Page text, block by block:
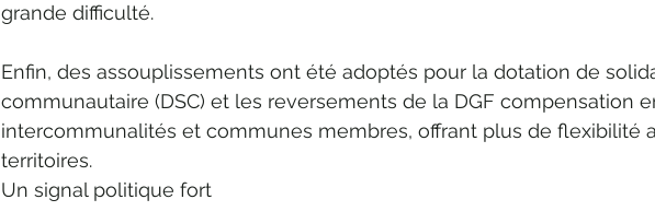
grande difficulté.
Enfin, des assouplissements ont été adoptés pour la dotation de
communautaire (DSC) et les reversements de la DGF compensation
intercommunalités et communes membres, offrant plus de flexibilité
territoires.
Un signal politique fort